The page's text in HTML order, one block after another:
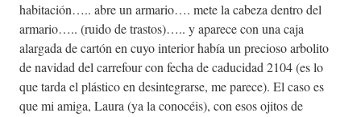
habitación….. abre un armario…. mete la cabeza dentro del
armario….. (ruido de trastos)….. y aparece con una caja
alargada de cartón en cuyo interior había un precioso arbolito
de navidad del carrefour con fecha de caducidad 2104 (es lo
que tarda el plástico en desintegrarse, me parece). El caso es
que mi amiga, Laura (ya la conocéis), con esos ojitos de